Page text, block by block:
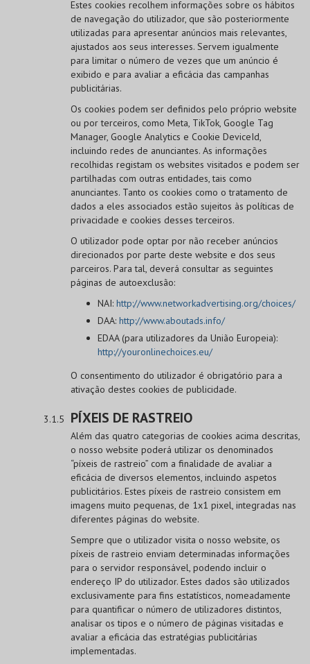
Estes cookies recolhem informações sobre os hábitos
de navegação do utilizador, que são posteriormente
utilizadas para apresentar anúncios mais relevantes,
ajustados aos seus interesses. Servem igualmente
para limitar o número de vezes que um anúncio é
exibido e para avaliar a eficácia das campanhas
publicitárias.
Os cookies podem ser definidos pelo próprio website
ou por terceiros, como Meta, TikTok, Google Tag
Manager, Google Analytics e Cookie DeviceId,
incluindo redes de anunciantes. As informações
recolhidas registam os websites visitados e podem ser
partilhadas com outras entidades, tais como
anunciantes. Tanto os cookies como o tratamento de
dados a eles associados estão sujeitos às políticas de
privacidade e cookies desses terceiros.
O utilizador pode optar por não receber anúncios
direcionados por parte deste website e dos seus
parceiros. Para tal, deverá consultar as seguintes
páginas de autoexclusão:
NAI: http://www.networkadvertising.org/choices/
DAA: http://www.aboutads.info/
EDAA (para utilizadores da União Europeia):
http://youronlinechoices.eu/
O consentimento do utilizador é obrigatório para a
ativação destes cookies de publicidade.
PÍXEIS DE RASTREIO
Além das quatro categorias de cookies acima descritas,
o nosso website poderá utilizar os denominados
“píxeis de rastreio” com a finalidade de avaliar a
eficácia de diversos elementos, incluindo aspetos
publicitários. Estes píxeis de rastreio consistem em
imagens muito pequenas, de 1x1 pixel, integradas nas
diferentes páginas do website.
Sempre que o utilizador visita o nosso website, os
píxeis de rastreio enviam determinadas informações
para o servidor responsável, podendo incluir o
endereço IP do utilizador. Estes dados são utilizados
exclusivamente para fins estatísticos, nomeadamente
para quantificar o número de utilizadores distintos,
analisar os tipos e o número de páginas visitadas e
avaliar a eficácia das estratégias publicitárias
implementadas.